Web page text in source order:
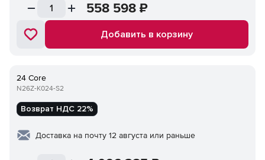
558 598 ₽
Добавить в корзину
24 Core
N26Z-K024-S2
Возврат НДС 22%
Доставка на почту 12 августа или раньше